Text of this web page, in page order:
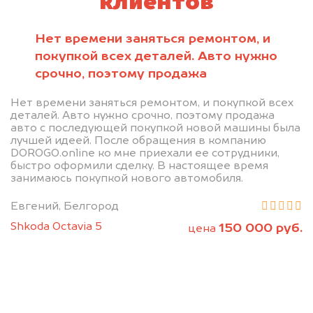
Нет времени заняться ремонтом, и
покупкой всех деталей. Авто нужно
срочно, поэтому продажа
Нет времени заняться ремонтом, и покупкой всех
деталей. Авто нужно срочно, поэтому продажа
авто с последующей покупкой новой машины была
лучшей идеей. После обращения в компанию
DOROGO.online ко мне приехали ее сотрудники,
быстро оформили сделку. В настоящее время
занимаюсь покупкой нового автомобиля.
Евгений, Белгород
Shkoda Octavia 5
цена 150 000 руб.